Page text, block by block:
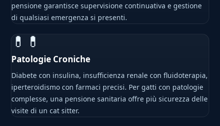
pensione garantisce supervisione continuativa e gestione
di qualsiasi emergenza si presenti.
💊💊
Patologie Croniche
Diabete con insulina, insufficienza renale con fluidoterapia,
iperteroidismo con farmaci precisi. Per gatti con patologie
complesse, una pensione sanitaria offre più sicurezza delle
visite di un cat sitter.